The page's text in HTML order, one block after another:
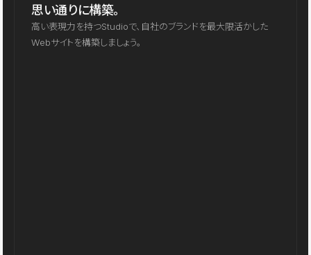
思い通りに構築。
高い表現力を持つStudioで、自社のブランドを最大限活かした
Webサイトを構築しましょう。